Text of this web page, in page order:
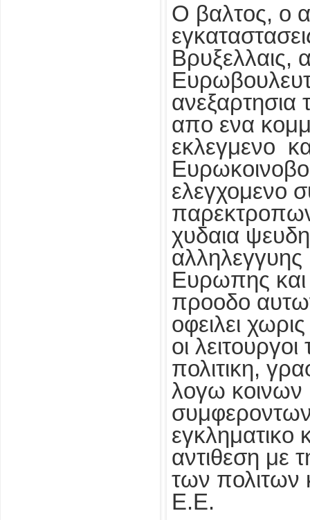
Ο βαλτος, ο
Βρυξελλαις,
ανεξαρτησια
απο ενα
εκλεγμενο
ελεγχομενο
χυδαια
Ευρωπης και
προοδο
οφειλει
οι
πολιτικη,
λογω κοινων
αντιθεση με
των πολιτων
Ε.Ε.